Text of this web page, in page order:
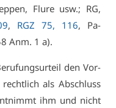
Flu­re usw.; RG,
, RGZ 75, 116, Pa­
Anm. 1 a).
den Vor­
als Ab­schluss
ihm und nicht